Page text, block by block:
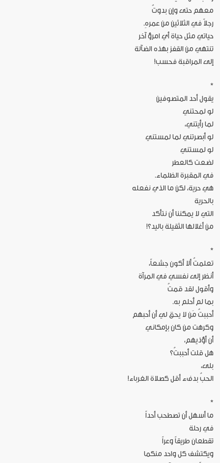
معهم حتى وإن بدوتُ
رجلاً في الثلاثين من عمرهِ.
حياتي مثل حياة أي امرؤ آخر
تنتهي من القفز بهذه الضآلة
إلى المراقبة فحسب!
*
يقول أحد المتصوفين
لو لمحتني
لما رأيتني،
لو أبصرتني لما لمستني
لو لمستني
لضعت كالعطر
في المقبرة الظلماء.
هي حرية، لكن ما الذي نفعله
بالحرية
التي لا يمكننا أن نتأكد
من أغلالها الثقيلة باليد؟!
*
تعلمتُ ألا أكون جشعاً،
أنظر إلى نفسي في المرآة
وأقول لقد قمتُ
بما لم أحلم به.
أحببتُ مَن لا يحق لي أن أحبهم
وكرهت من كان بإمكاني
أن أؤذيهم،
هل قلت أحببتُ؟
بلى،
الحبُ بدفء أقل كصلاة الغرباء!
*
ما أسهل أن تصطحب أحداً
في رحلة
تقطعان طريقاً وعراً
ويكتشف كل واحد منكما